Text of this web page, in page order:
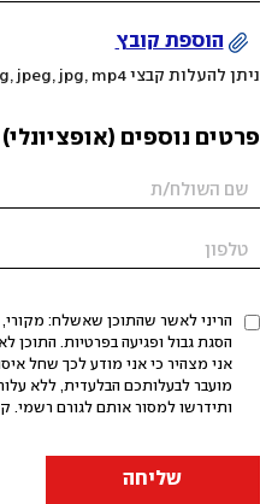
הוספת קובץ
ניתן להעלות קבצי mov, png, jpeg, jpg, mp4 עד 200MB
פרטים נוספים (אופציונלי)
הריני לאשר שהתוכן שאשלח: מקורי,
אני מצהיר כי אני מודע לכך שחל
מועבר לבעלותכם הבלעדית, ללא
ותידרשו למסור אותם לגורם רשמי.
שליחה